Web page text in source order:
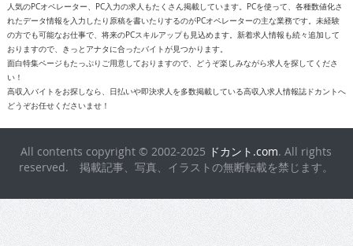
人気のPCオペレーター、PC入力の求人もたくさん掲載しています。PCを使って、各種数値化さ
れたデータ情報を入力したり原稿を書いたりするのがPCオペレーターの主な業務です。未経験
の方でも可能なお仕事で、将来のPCスキルアップも見込めます。新着求人情報も続々追加して
おりますので、きっとアナタに合ったバイトが見つかります。
面白特集ページもたっぷりご用意しておりますので、どうぞ楽しみながら求人を探してくださ
い！
高収入バイトをお探しなら、日払いや即決求人を多数掲載している高収入求人情報誌ドカントへ
どうぞお任せくださいませ！
All contents copyright © 2002-2025 ドカント.com. All rights
reserved. 掲載記事、写真、イラストの無断転載を禁じます。